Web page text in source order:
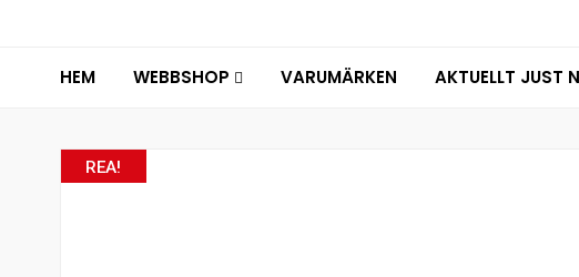
HEM WEBBSHOP VARUMÄRKEN AKTUELLT JUST
REA!